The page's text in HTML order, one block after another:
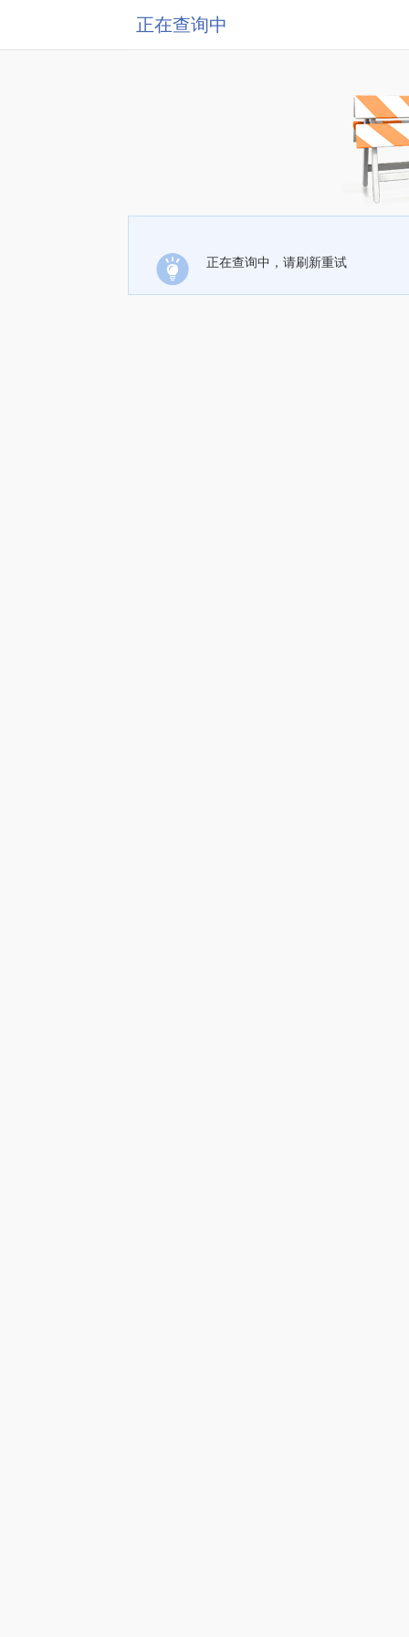
正在查询中
正在查询中，请刷新重试